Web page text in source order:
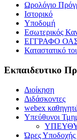
Ωρολόγιο
Ιστορικό
Υποδομή
Εσωτερικός
ΕΓΓΡΑΦΟ
Καταστατικό
Εκπαιδευτικο
Διοίκηση
Διδάσκοντες
webex
Υπεύθυνοι
Ώρες